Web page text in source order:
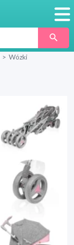
> Wózki